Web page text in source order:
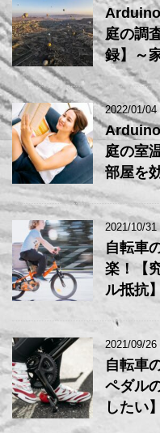
Arduino
庭の調
録】～
2022/01/04
Arduino
庭の室
部屋を
2021/10/31
自転車
楽！【
ル抵抗】
2021/09/26
自転車
ペダル
したい】